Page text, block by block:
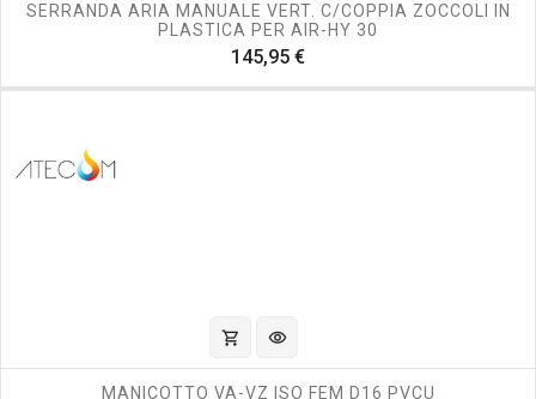
SERRANDA ARIA MANUALE VERT. C/COPPIA ZOCCOLI IN
PLASTICA PER AIR-HY 30
145,95 €Prezzo
shopping_cart visibility
MANICOTTO VA-VZ ISO FEM D16 PVCU